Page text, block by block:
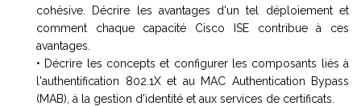
cohésive. Décrire les avantages d'un tel déploiement et
comment chaque capacité Cisco ISE contribue à ces
avantages.
• Décrire les concepts et configurer les composants liés à
l'authentification 802.1X et au MAC Authentication Bypass
(MAB), à la gestion d'identité et aux services de certificats.